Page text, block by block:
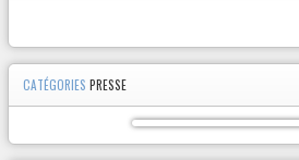
CATÉGORIES PRESSE